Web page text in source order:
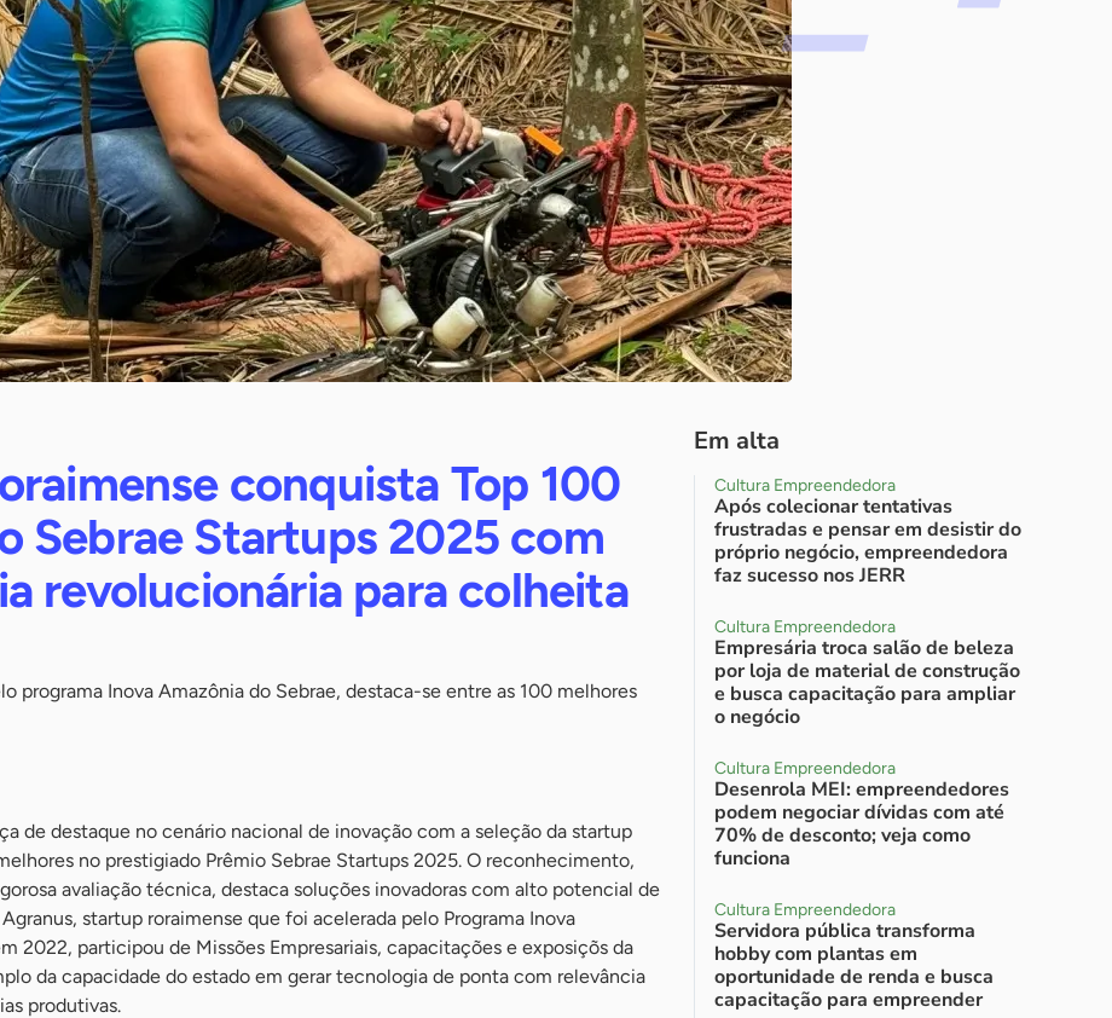
conquista Top 100
Sebrae Startups 2025 com
revolucionária para colheita
programa Inova Amazônia do Sebrae, destaca-se entre as 100 melhores
de destaque no cenário nacional de inovação com a seleção da startup
no prestigiado Prêmio Sebrae Startups 2025. O reconhecimento,
avaliação técnica, destaca soluções inovadoras com alto potencial de
startup roraimense que foi acelerada pelo Programa Inova
2022, participou de Missões Empresariais, capacitações e exposiçõs da
da capacidade do estado em gerar tecnologia de ponta com relevância
produtivas.
Em alta
Cultura Empreendedora
Após colecionar tentativas
frustradas e pensar em desistir do
próprio negócio, empreendedora
faz sucesso nos JERR
Cultura Empreendedora
Empresária troca salão de beleza
por loja de material de construção
e busca capacitação para ampliar
o negócio
Cultura Empreendedora
Desenrola MEI: empreendedores
podem negociar dívidas com até
70% de desconto; veja como
funciona
Cultura Empreendedora
Servidora pública transforma
hobby com plantas em
oportunidade de renda e busca
capacitação para empreender